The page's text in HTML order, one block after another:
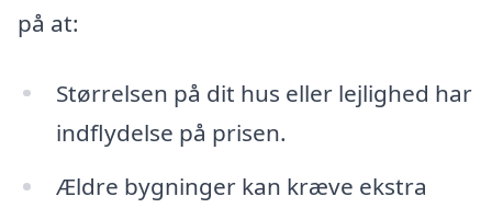
på at:
Størrelsen på dit hus eller lejlighed har
indflydelse på prisen.
Ældre bygninger kan kræve ekstra